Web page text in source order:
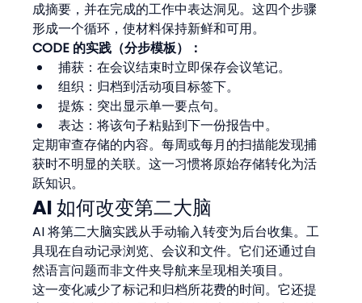
成摘要，并在完成的工作中表达洞见。这四个步骤
形成一个循环，使材料保持新鲜和可用。
CODE 的实践（分步模板）：
捕获：在会议结束时立即保存会议笔记。
组织：归档到活动项目标签下。
提炼：突出显示单一要点句。
表达：将该句子粘贴到下一份报告中。
定期审查存储的内容。每周或每月的扫描能发现捕
获时不明显的关联。这一习惯将原始存储转化为活
跃知识。
AI 如何改变第二大脑
AI 将第二大脑实践从手动输入转变为后台收集。工
具现在自动记录浏览、会议和文件。它们还通过自
然语言问题而非文件夹导航来呈现相关项目。
这一变化减少了标记和归档所花费的时间。它还提